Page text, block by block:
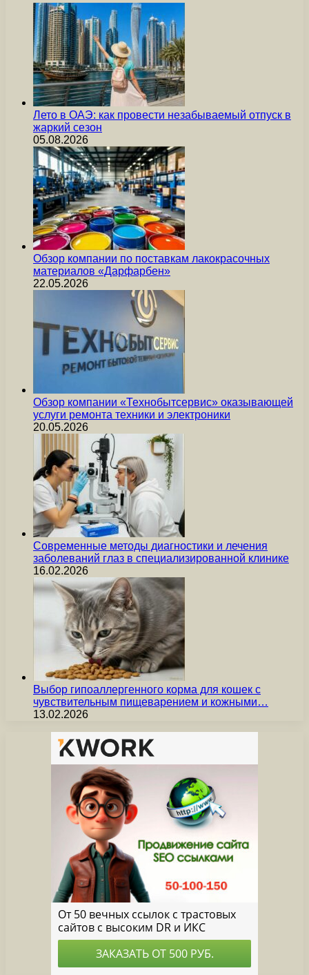
Лето в ОАЭ: как провести незабываемый отпуск в
жаркий сезон
05.08.2026
Обзор компании по поставкам лакокрасочных
материалов «Дарфарбен»
22.05.2026
Обзор компании «Технобытсервис» оказывающей
услуги ремонта техники и электроники
20.05.2026
Современные методы диагностики и лечения
заболеваний глаз в специализированной клинике
16.02.2026
Выбор гипоаллергенного корма для кошек с
чувствительным пищеварением и кожными…
13.02.2026